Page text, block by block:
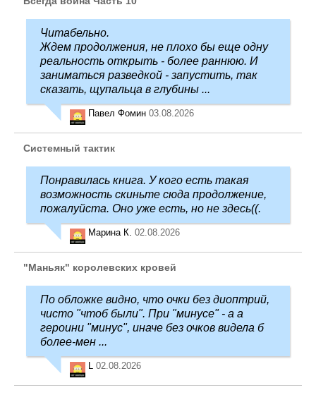
Читабельно.
Ждем продолжения, не плохо бы еще одну
реальность открыть - более раннюю. И
заниматься разведкой - запустить, так
сказать, щупальца в глубины ...
Павел Фомин 03.08.2026
Системный тактик
Понравилась книга. У кого есть такая
возможность скиньте сюда продолжение,
пожалуйста. Оно уже есть, но не здесь((.
Марина К. 02.08.2026
"Маньяк" королевских кровей
По обложке видно, что очки без диоптрий,
чисто "чтоб были". При "минусе" - а а
героини "минус", иначе без очков видела б
более-мен ...
L 02.08.2026